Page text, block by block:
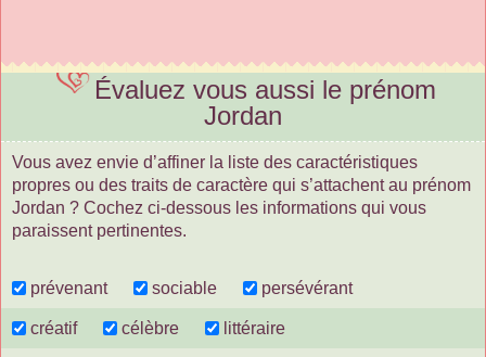
Évaluez vous aussi le prénom
Jordan
Vous avez envie d’affiner la liste des caractéristiques
propres ou des traits de caractère qui s’attachent au prénom
Jordan ? Cochez ci-dessous les informations qui vous
paraissent pertinentes.
prévenant sociable persévérant
créatif célèbre littéraire